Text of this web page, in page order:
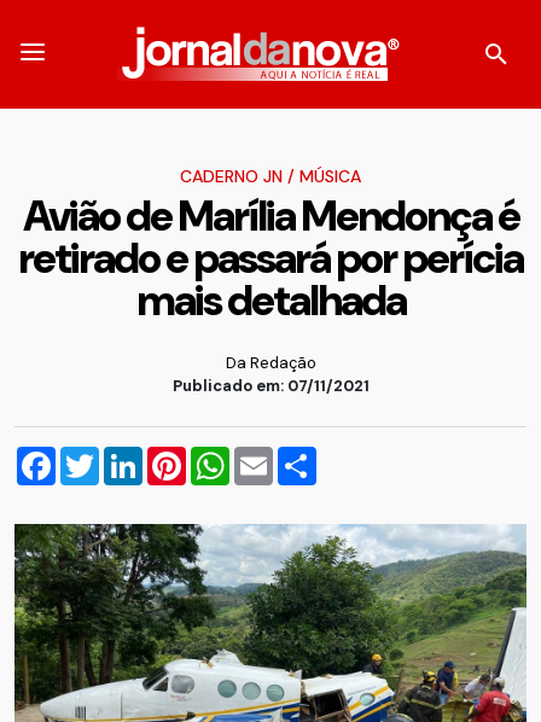
CADERNO JN / MÚSICA
Avião de Marília Mendonça é
retirado e passará por perícia
mais detalhada
Da Redação
Publicado em: 07/11/2021
Facebook
TwitterLinkedInPinterestWhatsApp
Email